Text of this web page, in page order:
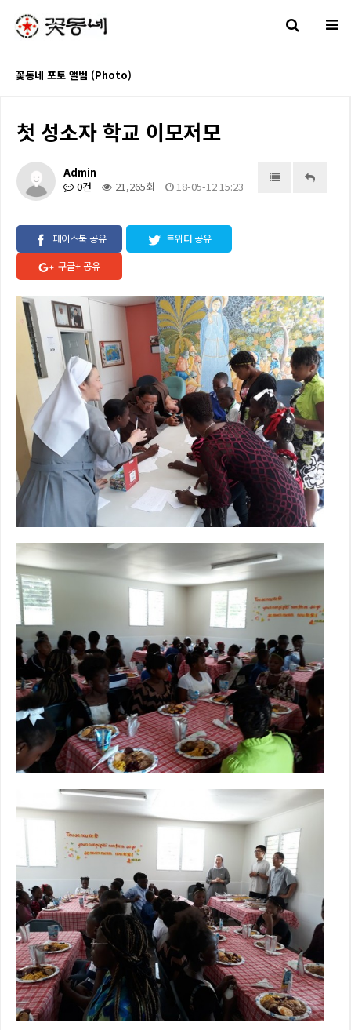
꽃동네 포토 앨범 (Photo)
첫 성소자 학교 이모저모
Admin
0건
21,265회 18-05-12 15:23
페이스북 공유
트위터 공유
구글+ 공유